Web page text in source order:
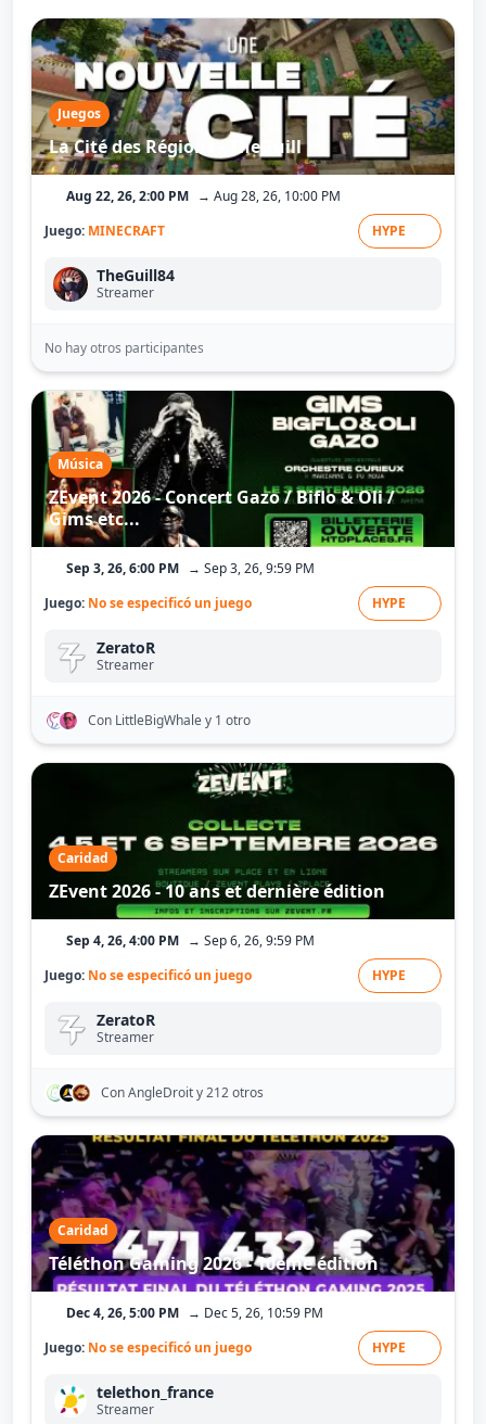
Juegos
La Cité des Régions - TheGuill
Aug 22, 26, 2:00 PM → Aug 28, 26, 10:00 PM
Juego: MINECRAFT HYPE
TheGuill84
Streamer
No hay otros participantes
Música
ZEvent 2026 - Concert Gazo / Biflo & Oli /
Gims etc...
Sep 3, 26, 6:00 PM → Sep 3, 26, 9:59 PM
Juego: No se especificó un juego HYPE
ZeratoR
Streamer
Con LittleBigWhaley 1 otro
Caridad
ZEvent 2026 - 10 ans et dernière édition
Sep 4, 26, 4:00 PM → Sep 6, 26, 9:59 PM
Juego: No se especificó un juego HYPE
ZeratoR
Streamer
Con AngleDroity 212 otros
Caridad
Téléthon Gaming 2026 - 10ème édition
Dec 4, 26, 5:00 PM → Dec 5, 26, 10:59 PM
Juego: No se especificó un juego HYPE
telethon_france
Streamer